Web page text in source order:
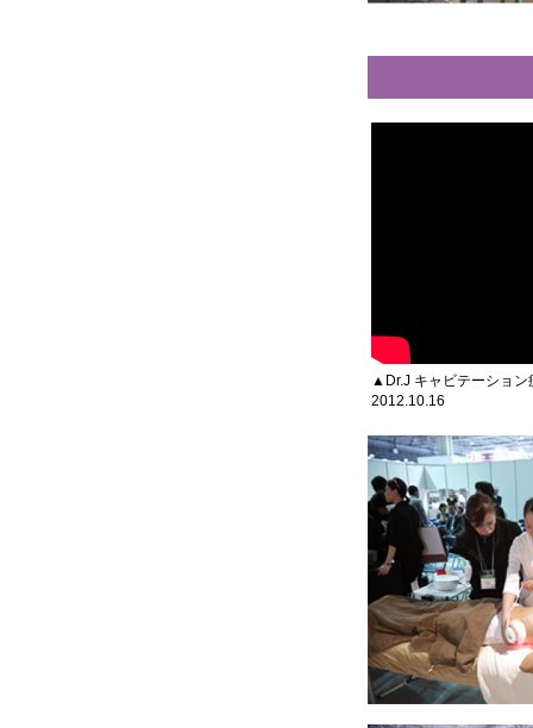
▲Dr.J キャビテーション
2012.10.16